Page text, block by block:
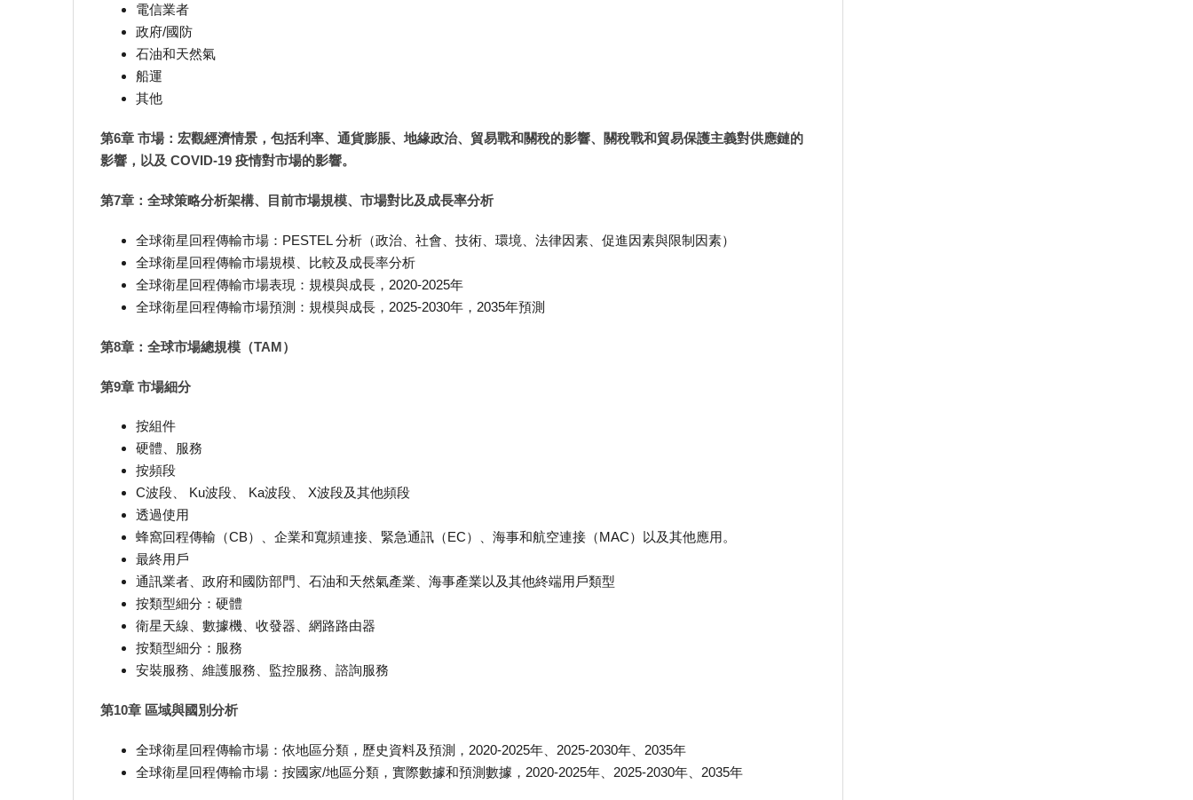
電信業者
政府/國防
石油和天然氣
船運
其他
第6章 市場：宏觀經濟情景，包括利率、通貨膨脹、地緣政治、貿易戰和關稅的影響、關稅戰和貿易保護主義對供應鏈的
影響，以及 COVID-19 疫情對市場的影響。
第7章：全球策略分析架構、目前市場規模、市場對比及成長率分析
全球衛星回程傳輸市場：PESTEL 分析（政治、社會、技術、環境、法律因素、促進因素與限制因素）
全球衛星回程傳輸市場規模、比較及成長率分析
全球衛星回程傳輸市場表現：規模與成長，2020-2025年
全球衛星回程傳輸市場預測：規模與成長，2025-2030年，2035年預測
第8章：全球市場總規模（TAM）
第9章 市場細分
按組件
硬體、服務
按頻段
C波段、 Ku波段、 Ka波段、 X波段及其他頻段
透過使用
蜂窩回程傳輸（CB）、企業和寬頻連接、緊急通訊（EC）、海事和航空連接（MAC）以及其他應用。
最終用戶
通訊業者、政府和國防部門、石油和天然氣產業、海事產業以及其他終端用戶類型
按類型細分：硬體
衛星天線、數據機、收發器、網路路由器
按類型細分：服務
安裝服務、維護服務、監控服務、諮詢服務
第10章 區域與國別分析
全球衛星回程傳輸市場：依地區分類，歷史資料及預測，2020-2025年、2025-2030年、2035年
全球衛星回程傳輸市場：按國家/地區分類，實際數據和預測數據，2020-2025年、2025-2030年、2035年